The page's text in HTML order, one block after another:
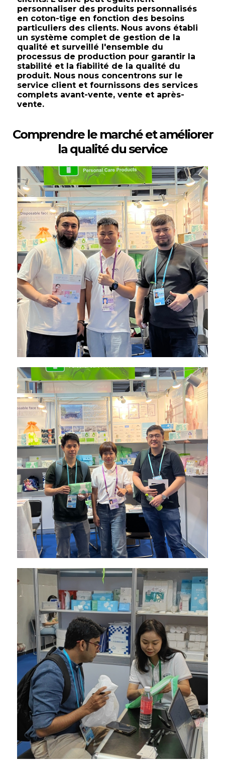
personnaliser des produits personnalisés
en coton-tige en fonction des besoins
particuliers des clients. Nous avons établi
un système complet de gestion de la
qualité et surveillé l'ensemble du
processus de production pour garantir la
stabilité et la fiabilité de la qualité du
produit. Nous nous concentrons sur le
service client et fournissons des services
complets avant-vente, vente et après-
vente.
Comprendre le marché et améliorer
la qualité du service